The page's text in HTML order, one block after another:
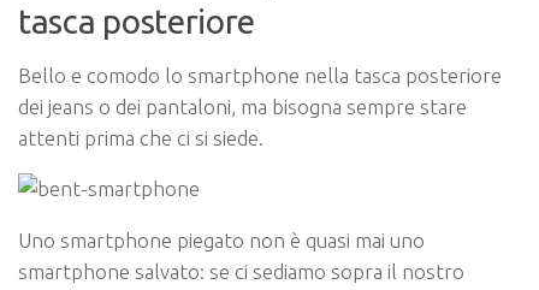
tasca posteriore
Bello e comodo lo smartphone nella tasca posteriore
dei jeans o dei pantaloni, ma bisogna sempre stare
attenti prima che ci si siede.
Uno smartphone piegato non è quasi mai uno
smartphone salvato: se ci sediamo sopra il nostro